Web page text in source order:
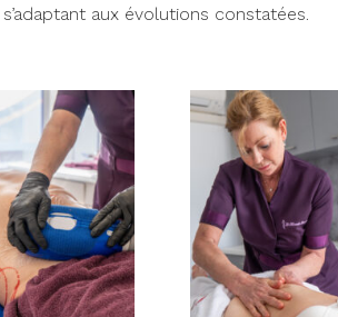
s’adaptant aux évolutions constatées.